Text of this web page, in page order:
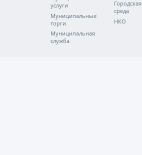
услуги
Муниципальные
торги
Муниципальная
служба
Городская
среда
НКО